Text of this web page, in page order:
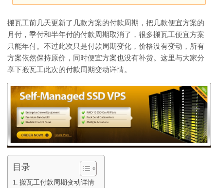
搬瓦工前几天更新了几款方案的付款周期，把几款便宜方案的
月付，季付和半年付的付款周期取消了，很多搬瓦工便宜方案
只能年付。不过此次只是付款周期变化，价格没有变动，所有
方案依然保持原价，同时便宜方案也没有补货。这里与大家分
享下搬瓦工此次的付款周期变动详情。
目录
搬瓦工付款周期变动详情